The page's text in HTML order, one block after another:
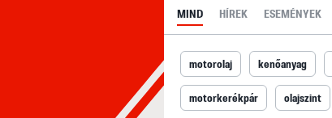
MIND HÍREK ESEMÉNYEK
motorolaj kenőanyag
motorkerékpár olajszint